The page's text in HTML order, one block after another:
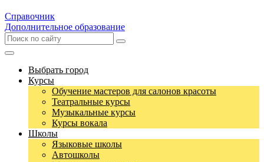
Справочник
Дополнительное образование
Выбрать город
Курсы
Обучение мастеров для салонов красоты
Театральные курсы
Музыкальные курсы
Курсы вокала
Школы
Языковые школы
Автошколы